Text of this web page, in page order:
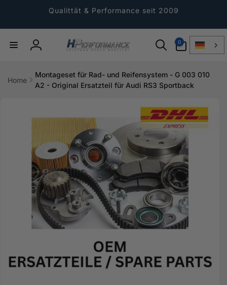
Qualittät & Performance seit 2009
Einloggen
0
Artikel
Home
Montageset für Rad- und Reifensystem - G 003 010
A2 - Original Ersatzteil für Audi RS3 Sportback